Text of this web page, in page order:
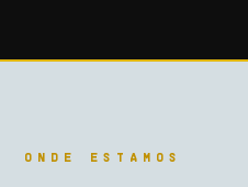
ONDE ESTAMOS